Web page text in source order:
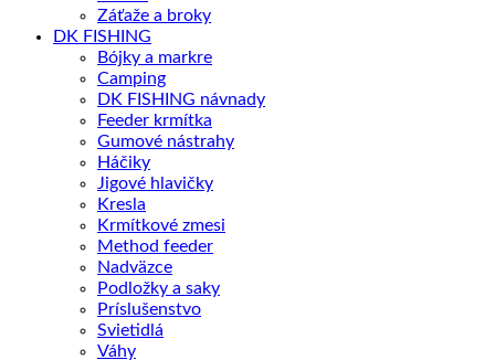
Záťaže a broky
DK FISHING
Bójky a markre
Camping
DK FISHING návnady
Feeder krmítka
Gumové nástrahy
Háčiky
Jigové hlavičky
Kresla
Krmítkové zmesi
Method feeder
Nadväzce
Podložky a saky
Príslušenstvo
Svietidlá
Váhy